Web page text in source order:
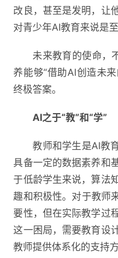
改良，甚至是发明，让
对青少年AI教育来说是
未来教育的使命，
养能够“借助AI创造未
终极答案。
AI之于“教”和“学”
教师和学生是AI教
具备一定的数据素养和
于低龄学生来说，算法
趣和积极性。对于教师
要性，但在实际教学过
这一困局，需要教育设
教师提供体系化的支持方